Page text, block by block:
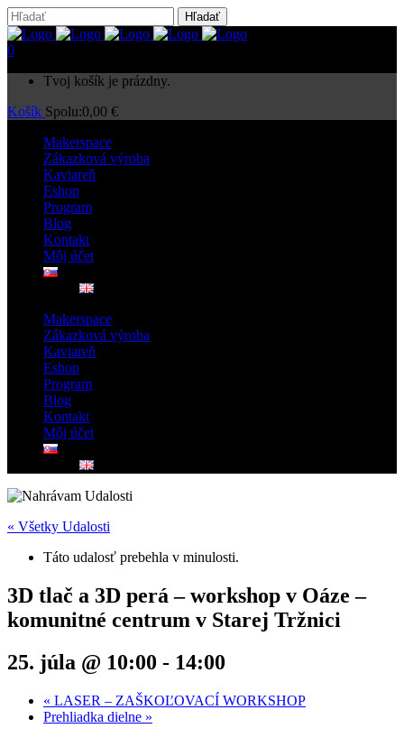
0
Tvoj košík je prázdny.
Košík Spolu:0,00 €
Makerspace
Zákazková výroba
Kaviareň
Eshop
Program
Blog
Kontakt
Môj účet
Makerspace
Zákazková výroba
Kaviareň
Eshop
Program
Blog
Kontakt
Môj účet
« Všetky Udalosti
Táto udalosť prebehla v minulosti.
3D tlač a 3D perá – workshop v Oáze –
komunitné centrum v Starej Tržnici
25. júla @ 10:00 - 14:00
« LASER – ZAŠKOĽOVACÍ WORKSHOP
Prehliadka dielne »